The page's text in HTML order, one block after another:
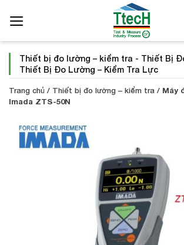
qua
dung
Thiết bị đo lường – kiểm tra - Thiết Bị
Thiết Bị Đo Lường – Kiểm Tra Lực
Trang chủ / Thiết bị đo lường – kiểm tra / Máy
Imada ZTS-50N